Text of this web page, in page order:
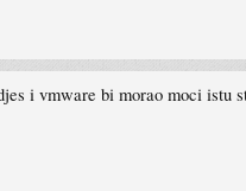
i vmware bi morao moci istu